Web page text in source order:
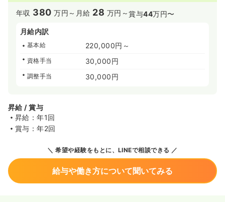
年収 380 万円～ 月給 28 万円～賞与44万円〜
月給内訳
基本給 220,000円～
資格手当 30,000円
調整手当 30,000円
昇給 / 賞与
昇給：年1回
賞与：年2回
希望や経験をもとに、LINEで相談できる
給与や働き方について聞いてみる